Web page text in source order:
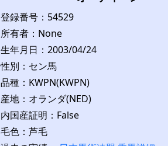
登録番号：54529
所有者：None
生年月日：2003/04/24
性別：セン馬
品種：KWPN(KWPN)
産地：オランダ(NED)
内国産証明：False
毛色：芦毛